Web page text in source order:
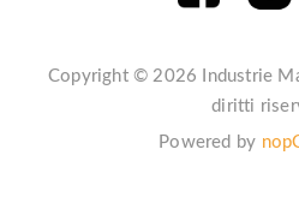
Copyright © 2026 Industrie
diritti
Powered by